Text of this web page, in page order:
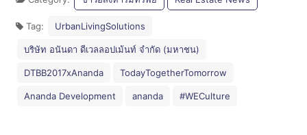
Tag: UrbanLivingSolutions
บริษัท อนันดา ดีเวลลอปเม้นท์ จำกัด (มหาชน)
DTBB2017xAnanda TodayTogetherTomorrow
Ananda Development ananda #WECulture